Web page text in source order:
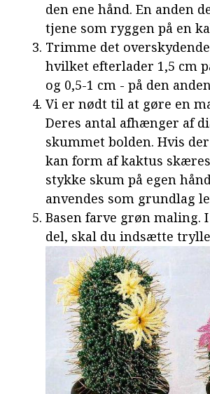
den ene hånd. En anden
tjene som ryggen på en
Trimme det
hvilket efterlader 1,5 cm
og 0,5-1 cm - på den
Vi er nødt til at gøre en
Deres antal afhænger af
skummet bolden. Hvis
kan form af kaktus
stykke skum på egen
anvendes som grundlag
Basen farve grøn maling.
del, skal du indsætte